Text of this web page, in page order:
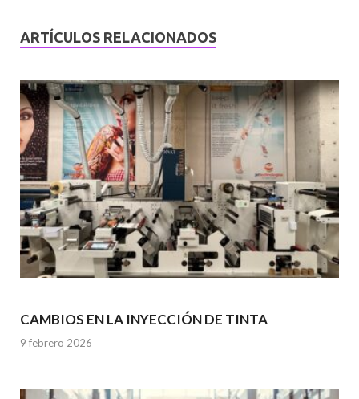
ARTÍCULOS RELACIONADOS
CAMBIOS EN LA INYECCIÓN DE TINTA
9 febrero 2026